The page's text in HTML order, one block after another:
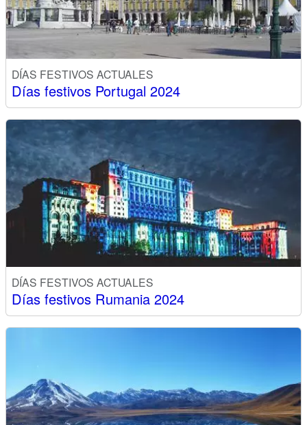
DÍAS FESTIVOS ACTUALES
Días festivos Portugal 2024
DÍAS FESTIVOS ACTUALES
Días festivos Rumania 2024